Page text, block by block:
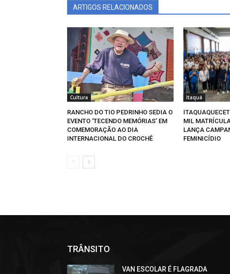
ARTIGOS RELACIONADOS
Cultura
RANCHO DO TIO PEDRINHO SEDIA O
EVENTO ‘TECENDO MEMÓRIAS’ EM
COMEMORAÇÃO AO DIA
INTERNACIONAL DO CROCHÊ
Itaquá
MIL
LANÇA
FEMINICÍDIO
TRÂNSITO
VAN ESCOLAR É FLAGRADA